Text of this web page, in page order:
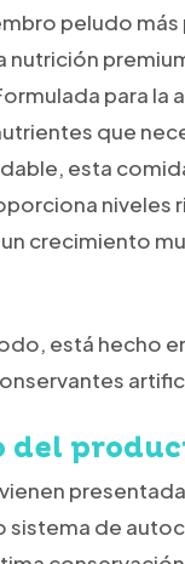
peludo
nutrición
para la
que
esta
niveles
crecimiento
está hecho en
del
sistema de